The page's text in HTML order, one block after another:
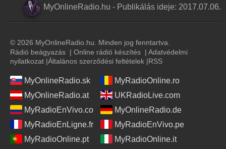
MyOnlineRadio.hu - Publikálás ideje: 2017.07.06.
© 2026 MyOnlineRadio.hu. Minden jog fenntartva.
Rádió beágyazás | Online rádió készítés | Adatvédelmi
nyilatkozat |Általános szerződési feltételek |RSS
MyOnlineRadio.sk
MyRadioOnline.ro
MyOnlineRadio.at
UKRadioLive.com
MyRadioEnVivo.co
MyOnlineRadio.de
MyRadioEnLigne.fr
MyRadioEnVivo.pe
MyRadioOnline.pt
MyRadioOnline.it